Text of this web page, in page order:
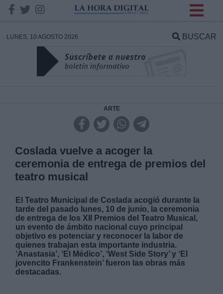
LUNES, 10 AGOSTO 2026 BUSCAR
ARTE
Coslada vuelve a acoger la
ceremonia de entrega de premios del
teatro musical
El Teatro Municipal de Coslada acogió durante la
tarde del pasado lunes, 10 de junio, la ceremonia
de entrega de los XII Premios del Teatro Musical,
un evento de ámbito nacional cuyo principal
objetivo es potenciar y reconocer la labor de
quienes trabajan esta importante industria.
‘Anastasia’, ‘El Médico’, ‘West Side Story’ y ‘El
jovencito Frankenstein’ fueron las obras más
destacadas.
DATOS
Responsable:
Legitimación:
Destinatarios: